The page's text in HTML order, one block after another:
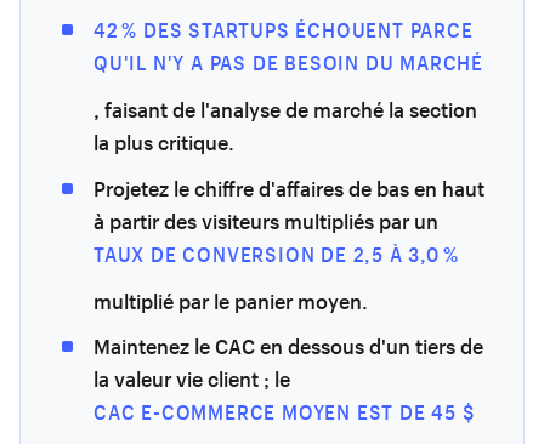
42 % DES STARTUPS ÉCHOUENT PARCE
QU'IL N'Y A PAS DE BESOIN DU MARCHÉ
, faisant de l'analyse de marché la section
la plus critique.
Projetez le chiffre d'affaires de bas en haut
à partir des visiteurs multipliés par un
TAUX DE CONVERSION DE 2,5 À 3,0 %
multiplié par le panier moyen.
Maintenez le CAC en dessous d'un tiers de
la valeur vie client ; le
CAC E-COMMERCE MOYEN EST DE 45 $